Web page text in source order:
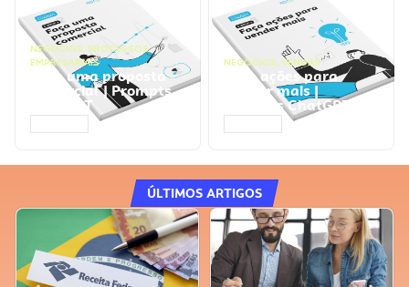
NEGÓCIOS, PROCESSOS
EMPRESARIAIS
Faça uma proposta
comercial | Prompts
ChatGPT
NEGÓCIOS, VENDAS
Faça ações para
vender mais |
Prompts ChatGPT
ÚLTIMOS ARTIGOS